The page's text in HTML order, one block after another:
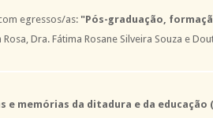
egressos/as: "Pós-graduação,
Rosa, Dra. Fátima Rosane Silveira Souza e
e memórias da ditadura e da educação